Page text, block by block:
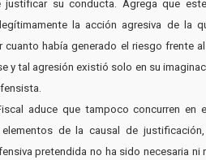
justificar su conducta. Agrega que
la acción agresiva de la
cuanto había generado el riesgo frente
y tal agresión existió solo en su
aduce que tampoco concurren en
de la causal de
pretendida no ha sido necesaria ni